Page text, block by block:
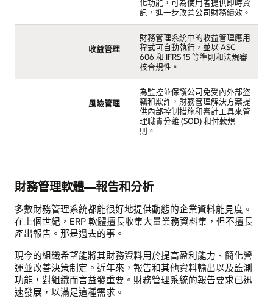
化功能，可為使用者提供即時資
訊，進一步改善公司財務績效。
收益管理
財務管理系統中的收益管理應用
程式可自動執行，並以 ASC
606 和 IFRS 15 等準則和法規審
核合規性。
風險管理
為監控並保護公司免受內外部盜
竊和欺詐，財務管理解決方案提
供內部控制措施和審計工具來管
理職責分離 (SOD) 和付款規
則。
財務管理軟體—報告和分析
多數財務管理系統都能很好地提供動態的企業資料能見度。
在上個世紀，ERP 軟體擅長收集大量業務資料集，但不擅長
產出報告。那是過去的事。
現今的組織希望能將其財務資料用於提高盈利能力、簡化營
運並改善決策制定。近年來，報告和其他資料輸出以及監測
功能，對組織而言益發重要。財務管理系統的報告要求已迅
速發展，以滿足這種需求。